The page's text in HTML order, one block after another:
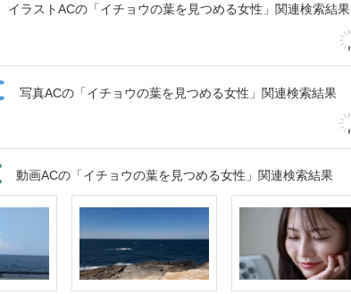
イラストACの「イチョウの葉を見つめる女性」関連検索結果
写真ACの「イチョウの葉を見つめる女性」関連検索結果
動画ACの「イチョウの葉を見つめる女性」関連検索結果